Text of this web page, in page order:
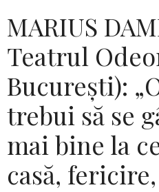
MARIUS
Teatrul
București):
trebui să se
mai bine la
casă,